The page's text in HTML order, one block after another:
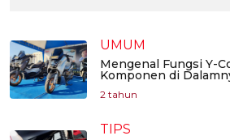
UMUM
Mengenal Fungsi Y-
Komponen di
2 tahun
TIPS